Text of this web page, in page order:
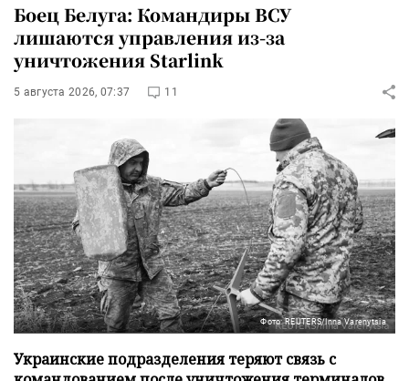
Боец Белуга: Командиры ВСУ
лишаются управления из-за
уничтожения Starlink
5 августа 2026, 07:37 11
Фото: REUTERS/Inna Varenytsia
Украинские подразделения теряют связь с